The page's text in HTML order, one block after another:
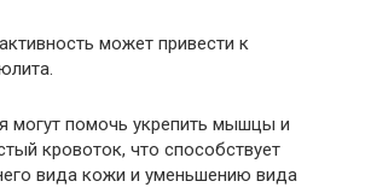
может привести к
могут помочь укрепить мышцы и
кровоток, что способствует
вида кожи и уменьшению вида